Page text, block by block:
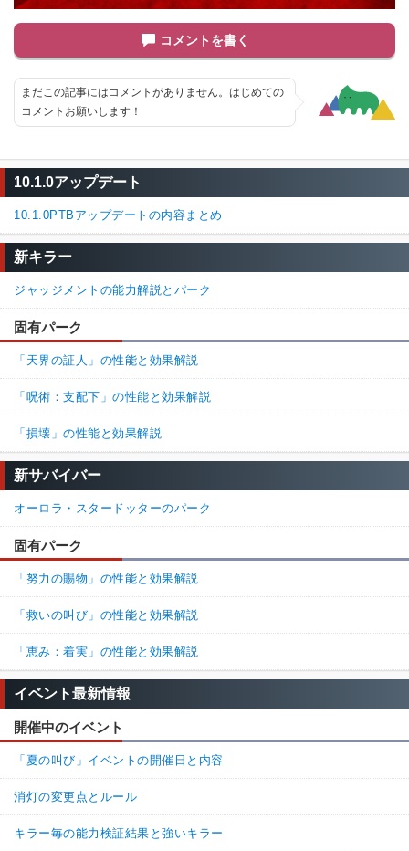
コメントを書く
まだこの記事にはコメントがありません。はじめての
コメントお願いします！
10.1.0アップデート
10.1.0PTBアップデートの内容まとめ
新キラー
ジャッジメントの能力解説とパーク
固有パーク
「天界の証人」の性能と効果解説
「呪術：支配下」の性能と効果解説
「損壊」の性能と効果解説
新サバイバー
オーロラ・スタードッターのパーク
固有パーク
「努力の賜物」の性能と効果解説
「救いの叫び」の性能と効果解説
「恵み：着実」の性能と効果解説
イベント最新情報
開催中のイベント
「夏の叫び」イベントの開催日と内容
消灯の変更点とルール
キラー毎の能力検証結果と強いキラー